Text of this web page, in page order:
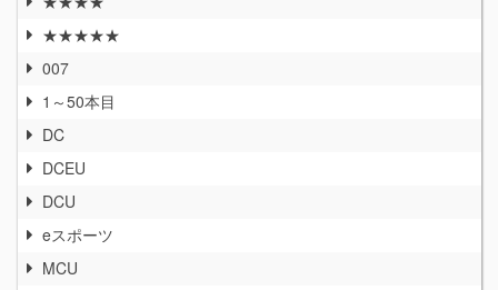
★★★★★
007
1～50本目
DC
DCEU
DCU
eスポーツ
MCU